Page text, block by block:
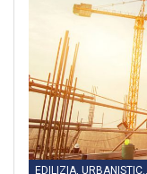
EDILIZIA, URBANISTICA,